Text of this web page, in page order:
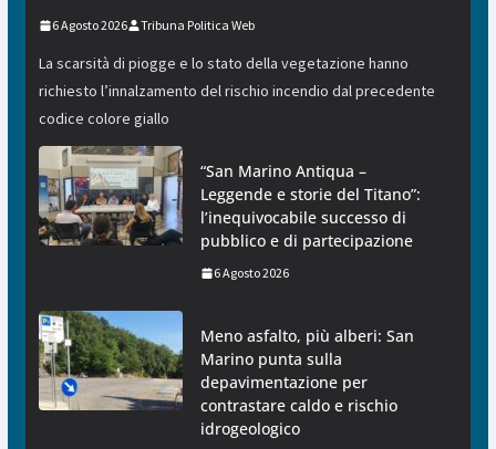
6 Agosto 2026 Tribuna Politica Web
La scarsità di piogge e lo stato della vegetazione hanno
richiesto l’innalzamento del rischio incendio dal precedente
codice colore giallo
“San Marino Antiqua –
Leggende e storie del Titano”:
l’inequivocabile successo di
pubblico e di partecipazione
6 Agosto 2026
Meno asfalto, più alberi: San
Marino punta sulla
depavimentazione per
contrastare caldo e rischio
idrogeologico